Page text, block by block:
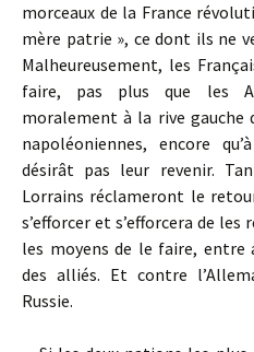
morceaux de la France
mère patrie », ce dont ils ne
Malheureusement, les
faire, pas plus que les
moralement à la rive gauche
napoléoniennes, encore
désirât pas leur revenir.
Lorrains réclameront le
s’efforcer et s’efforcera de
les moyens de le faire, entre
des alliés. Et contre
Russie.